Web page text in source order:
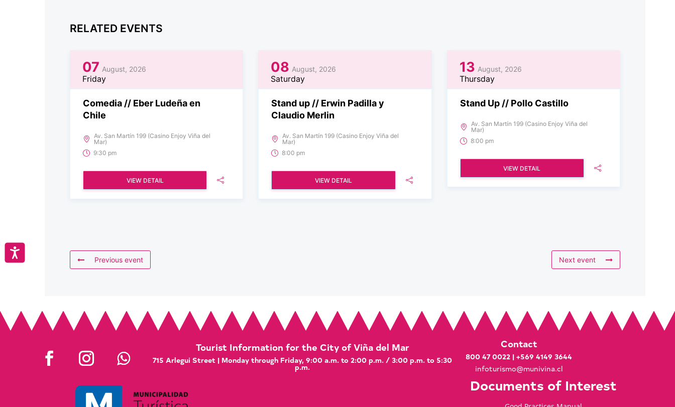
RELATED EVENTS
07 August, 2026
Friday
Comedia // Eber Ludeña en
Chile
Av. San Martín 199 (Casino Enjoy Viña del
Mar)
9:30 pm
VIEW DETAIL
08 August, 2026
Saturday
Stand up // Erwin Padilla y
Claudio Merlin
Av. San Martín 199 (Casino Enjoy Viña del
Mar)
8:00 pm
VIEW DETAIL
13 August, 2026
Thursday
Stand Up // Pollo Castillo
Av. San Martín 199 (Casino Enjoy Viña del
Mar)
8:00 pm
VIEW DETAIL
Previous event Next event
Tourist Information for the City of Viña del Mar
715 Arlegui Street | Monday through Friday, 9:00 a.m. to 2:00 p.m. / 3:00 p.m. to 5:30
p.m.
Contact
800 47 0022 |+569 4149 3644
infoturismo@munivina.cl
Documents of Interest